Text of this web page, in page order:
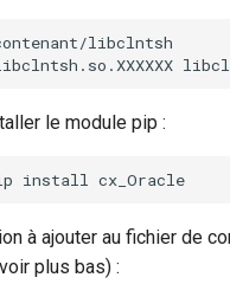
libclntsh
le module pip :
install
à ajouter au fichier de
plus bas) :